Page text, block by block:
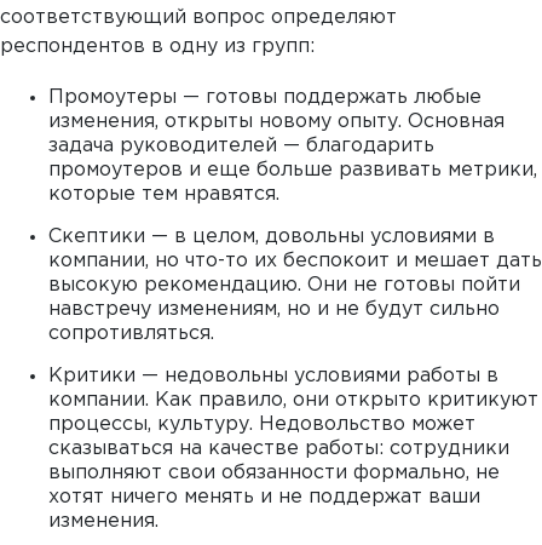
соответствующий вопрос определяют
респондентов в одну из групп:
Промоутеры — готовы поддержать любые
изменения, открыты новому опыту. Основная
задача руководителей — благодарить
промоутеров и еще больше развивать метрики,
которые тем нравятся.
Скептики — в целом, довольны условиями в
компании, но что-то их беспокоит и мешает дать
высокую рекомендацию. Они не готовы пойти
навстречу изменениям, но и не будут сильно
сопротивляться.
Критики — недовольны условиями работы в
компании. Как правило, они открыто критикуют
процессы, культуру. Недовольство может
сказываться на качестве работы: сотрудники
выполняют свои обязанности формально, не
хотят ничего менять и не поддержат ваши
изменения.